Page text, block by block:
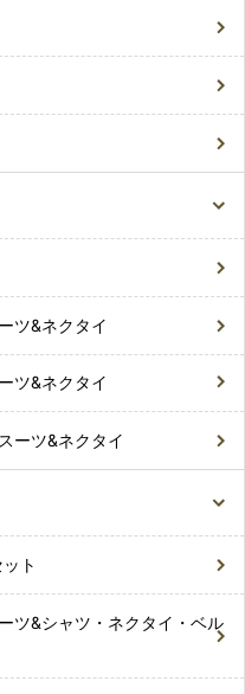
ツ&ネクタイ
ツ&ネクタイ
ーツ&ネクタイ
ト
ツ&シャツ・ネクタイ・ベル